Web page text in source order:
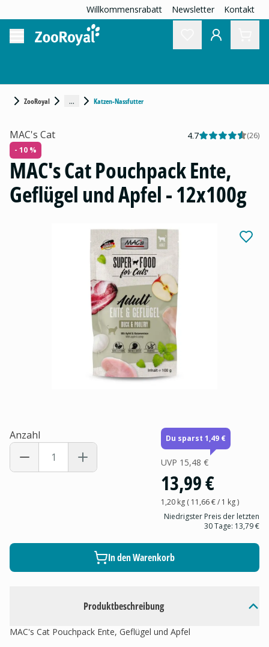
Willkommensrabatt Newsletter Kontakt
ZooRoyal ... Katzen-Nassfutter
Produktbeschreibung
MAC's Cat Pouchpack Ente, Geflügel und Apfel
MAC's Cat 4.7 (26)
- 10 %
MAC's Cat Pouchpack Ente,
Geflügel und Apfel - 12x100g
Anzahl Du sparst 1,49 €
UVP 15,48 €
13,99 €
1,20 kg( 11,66 €/ 1 kg)
Niedrigster Preis der letzten
30 Tage: 13,79 €
In den Warenkorb